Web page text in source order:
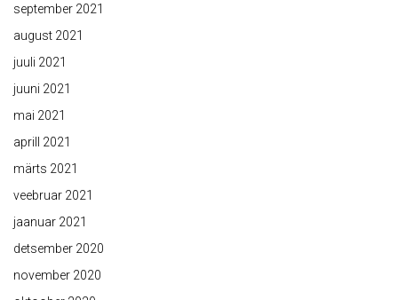
september 2021
august 2021
juuli 2021
juuni 2021
mai 2021
aprill 2021
märts 2021
veebruar 2021
jaanuar 2021
detsember 2020
november 2020